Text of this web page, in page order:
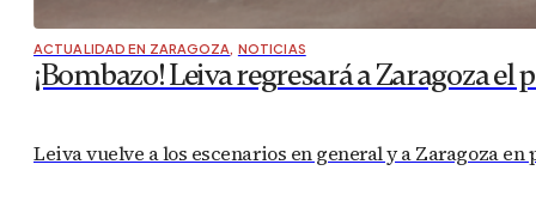
ACTUALIDAD EN ZARAGOZA, NOTICIAS
¡Bombazo! Leiva regresará a Zaragoza el
Leiva vuelve a los escenarios en general y a Zaragoza